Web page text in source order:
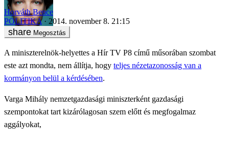
Horváth Bence
POLITIKA
2014. november 8. 21:15
Megosztás
A miniszterelnök-helyettes a Hír TV P8 című műsorában szombat
este azt mondta, nem állítja, hogy teljes nézetazonosság van a
kormányon belül a kérdésében.
Varga Mihály nemzetgazdasági miniszterként gazdasági
szempontokat tart kizárólagosan szem előtt és megfogalmaz
aggályokat,